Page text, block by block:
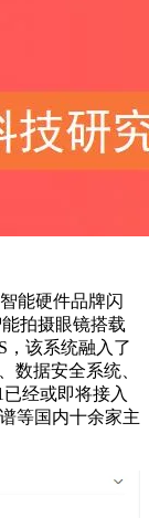
能硬件品牌闪
拍摄眼镜搭载
，该系统融入了
数据安全系统、
经或即将接入
等国内十余家主